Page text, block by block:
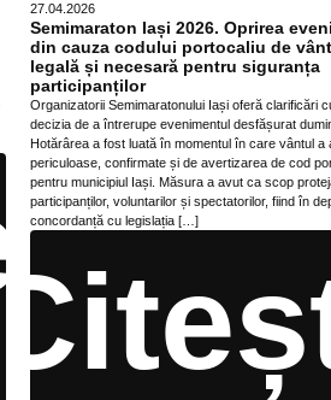
27.04.2026
Semimaraton Iași 2026. Oprirea
din cauza codului portocaliu de
legală și necesară pentru siguranța
participanților
Organizatorii Semimaratonului Iași oferă clarificări
decizia de a întrerupe evenimentul desfășurat
Hotărârea a fost luată în momentul în care vântul a
periculoase, confirmate și de avertizarea de cod
pentru municipiul Iași. Măsura a avut ca scop
participanților, voluntarilor și spectatorilor, fiind în
concordanță cu legislația […]